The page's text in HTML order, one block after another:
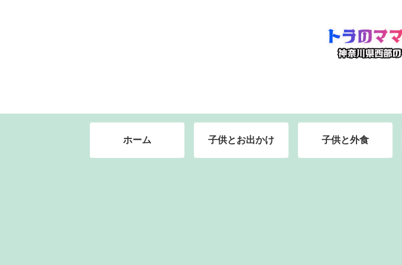
ホーム 子供とお出かけ 子供と外食